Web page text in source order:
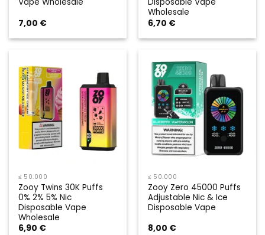
7,00 €
Wholesale
6,70 €
≤ 50.000
Zooy Twins 30K Puffs
0% 2% 5% Nic
Disposable Vape
Wholesale
6,90 €
≤ 50.000
Zooy Zero 45000 Puffs
Adjustable Nic & Ice
Disposable Vape
8,00 €